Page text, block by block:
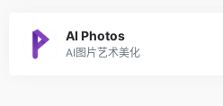
AI Photos
AI图片艺术美化